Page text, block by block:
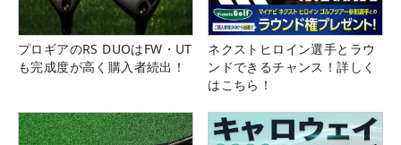
プロギアのRS DUOはFW・UT
も完成度が高く購入者続出！
ネクストヒロイン選手とラウ
ンドできるチャンス！詳しく
はこちら！